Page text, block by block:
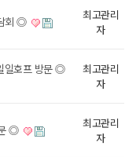
회 ◎
최고관리
자
일호프 방문 ◎
최고관리
자
◎
최고관리
자